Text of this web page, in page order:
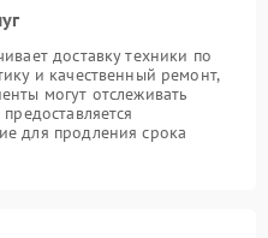
доставку техники по
и качественный ремонт,
могут отслеживать
для продления срока